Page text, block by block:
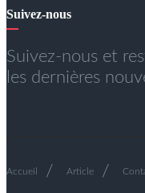
Suivez-nous
Suivez-nous et
les dernières
Accueil Article